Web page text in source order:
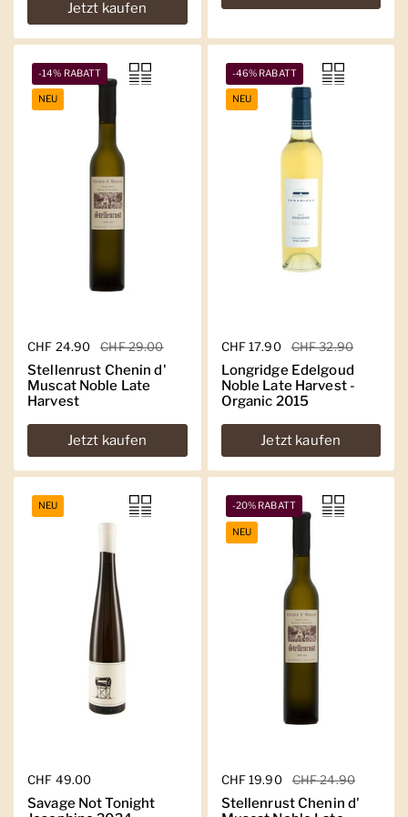
Jetzt kaufen
Regulärer Preis
CHF 24.90 Sale-Preis
CHF 29.00
Stellenrust Chenin d'
Muscat Noble Late
Harvest
Jetzt kaufen
-14% RABATT
NEU
Regulärer Preis
CHF 17.90 Sale-Preis
CHF 32.90
Longridge Edelgoud
Noble Late Harvest -
Organic 2015
Jetzt kaufen
-46% RABATT
NEU
Regulärer Preis
CHF 49.00
Savage Not Tonight
NEU
Regulärer Preis
CHF 19.90 Sale-Preis
CHF 24.90
Stellenrust Chenin d'
-20% RABATT
NEU